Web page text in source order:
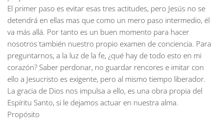
El primer paso es evitar esas tres actitudes, pero Jesús no se
detendrá en ellas mas que como un mero paso intermedio, él
va más allá. Por tanto es un buen momento para hacer
nosotros también nuestro propio examen de conciencia. Para
preguntarnos, a la luz de la fe, ¿qué hay de todo esto en mi
corazón? Saber perdonar, no guardar rencores e imitar con
ello a Jesucristo es exigente, pero al mismo tiempo liberador.
La gracia de Dios nos impulsa a ello, es una obra propia del
Espíritu Santo, si le dejamos actuar en nuestra alma.
Propósito